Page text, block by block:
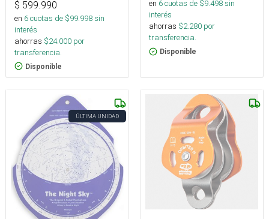
$ 599.990
en 6cuotas de $99.998sin
interés
ahorras $24.000 por
transferencia.
Disponible
en 6cuotas de $9.498sin
interés
ahorras $2.280 por
transferencia.
Disponible
ÚLTIMA UNIDAD